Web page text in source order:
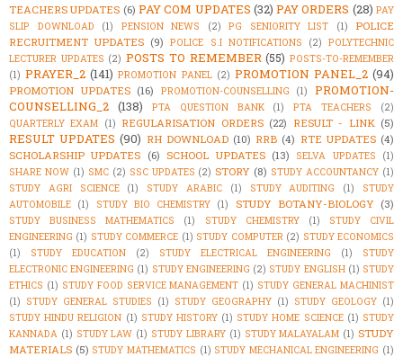
TEACHERS UPDATES (6) PAY COM UPDATES (32) PAY ORDERS (28) PAY
SLIP DOWNLOAD
(1) PENSION NEWS (2) PG SENIORITY LIST (1)
POLICE
RECRUITMENT UPDATES (9) POLICE S.I NOTIFICATIONS (2) POLYTECHNIC
LECTURER UPDATES (2) POSTS TO REMEMBER (55) POSTS-TO-REMEMBER
(1) PRAYER_2 (141) PROMOTION PANEL (2) PROMOTION PANEL_2 (94)
PROMOTION UPDATES (16) PROMOTION-COUNSELLING (1)
PROMOTION-
COUNSELLING_2 (138) PTA QUESTION BANK (1) PTA TEACHERS
(2)
QUARTERLY EXAM (1) REGULARISATION ORDERS (22) RESULT - LINK (5)
RESULT UPDATES (90) RH DOWNLOAD (10) RRB (4) RTE UPDATES (4)
SCHOLARSHIP UPDATES (6) SCHOOL UPDATES (13) SELVA UPDATES
(1)
SHARE NOW (1) SMC (2) SSC UPDATES (2) STORY (8) STUDY ACCOUNTANCY (1)
STUDY AGRI SCIENCE
(1) STUDY ARABIC (1) STUDY AUDITING (1)
STUDY
AUTOMOBILE (1) STUDY BIO CHEMISTRY (1) STUDY BOTANY-BIOLOGY (3)
STUDY BUSINESS MATHEMATICS (1) STUDY CHEMISTRY (1)
STUDY CIVIL
ENGINEERING (1) STUDY COMMERCE (1) STUDY COMPUTER (2) STUDY ECONOMICS
(1)
STUDY EDUCATION (2) STUDY ELECTRICAL ENGINEERING (1)
STUDY
ELECTRONIC ENGINEERING (1) STUDY ENGINEERING (2) STUDY ENGLISH (1) STUDY
ETHICS (1) STUDY FOOD SERVICE MANAGEMENT (1) STUDY GENERAL MACHINIST
(1) STUDY GENERAL STUDIES (1) STUDY GEOGRAPHY (1) STUDY GEOLOGY (1)
STUDY HINDU RELIGION (1) STUDY HISTORY (1) STUDY HOME SCIENCE (1) STUDY
KANNADA (1) STUDY LAW (1) STUDY LIBRARY (1) STUDY MALAYALAM (1) STUDY
MATERIALS (5) STUDY MATHEMATICS (1) STUDY MECHANICAL ENGINEERING (1)